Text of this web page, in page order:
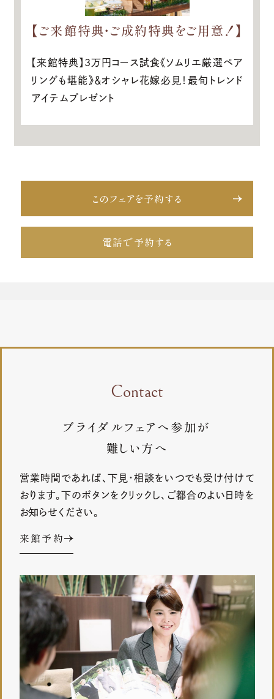
【ご来館特典・ご成約特典をご用意！】
【来館特典】3万円コース試食《ソムリエ厳選ペア
リングも堪能》＆オシャレ花嫁必見！最旬トレンド
アイテムプレゼント
このフェアを予約する
電話で予約する
Contact
ブライダルフェアへ参加が
難しい方へ
営業時間であれば、下見・相談をいつでも受け付けて
おります。下のボタンをクリックし、ご都合のよい日時を
お知らせください。
来館予約